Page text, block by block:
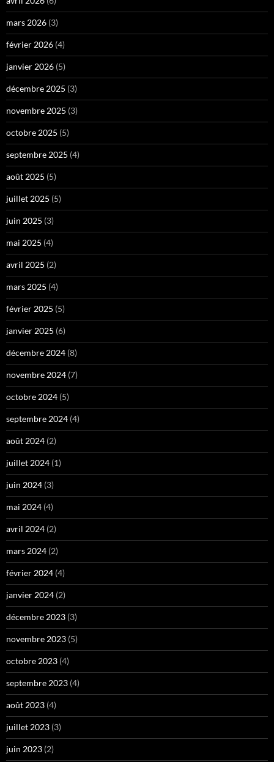
mars 2026 (3)
février 2026 (4)
janvier 2026 (5)
décembre 2025 (3)
novembre 2025 (3)
octobre 2025 (5)
septembre 2025 (4)
août 2025 (5)
juillet 2025 (5)
juin 2025 (3)
mai 2025 (4)
avril 2025 (2)
mars 2025 (4)
février 2025 (5)
janvier 2025 (6)
décembre 2024 (8)
novembre 2024 (7)
octobre 2024 (5)
septembre 2024 (4)
août 2024 (2)
juillet 2024 (1)
juin 2024 (3)
mai 2024 (4)
avril 2024 (2)
mars 2024 (2)
février 2024 (4)
janvier 2024 (2)
décembre 2023 (3)
novembre 2023 (5)
octobre 2023 (4)
septembre 2023 (4)
août 2023 (4)
juillet 2023 (3)
juin 2023 (2)